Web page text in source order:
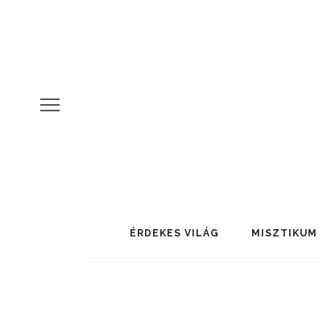
ÉRDEKES VILÁG MISZTIKUM